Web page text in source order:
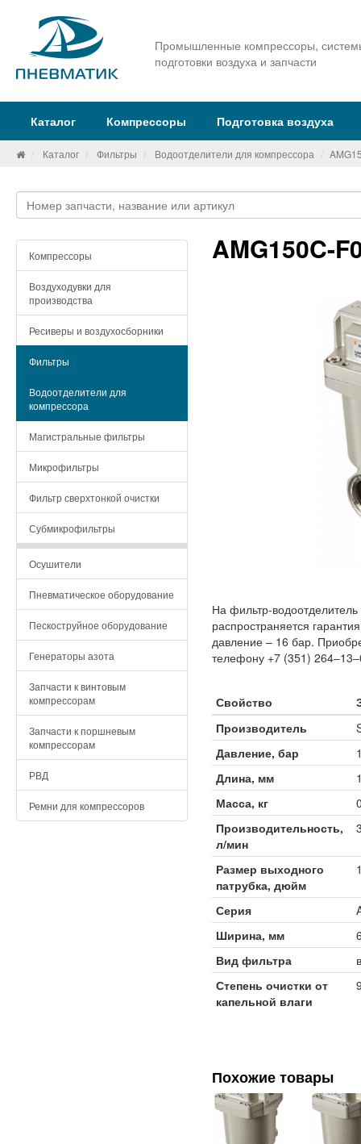
Промышленные компрессоры,
подготовки воздуха и запчасти
Каталог Компрессоры Подготовка воздуха
Каталог Фильтры Водоотделители для компрессора
Компрессоры
Воздуходувки для
производства
Ресиверы и воздухосборники
Фильтры
Водоотделители для
компрессора
Магистральные фильтры
Микрофильтры
Фильтр сверхтонкой очистки
Субмикрофильтры
Осушители
Пневматическое оборудование
Пескоструйное оборудование
Генераторы азота
Запчасти к винтовым
компрессорам
Запчасти к поршневым
компрессорам
РВД
Ремни для компрессоров
AMG150C-
На фильтр-
распространяется
давление – 16 бар.
телефону +7 (351)
Свойство
Производитель
Давление, бар
Длина, мм
Масса, кг
Производительность,
л/мин
Размер выходного
патрубка, дюйм
Серия
Ширина, мм
Вид фильтра
Степень очистки от
капельной влаги
Похожие товары